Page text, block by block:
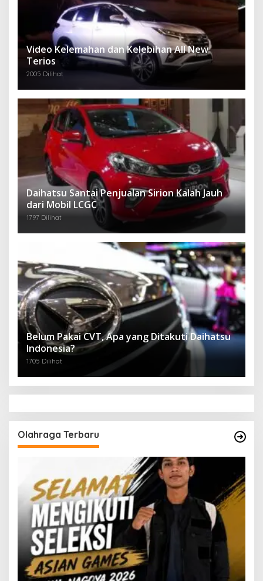
Video Kelemahan dan Kelebihan All New
Terios
2005 Dilihat
Daihatsu Santai Penjualan Sirion Kalah Jauh
dari Mobil LCGC
1797 Dilihat
Belum Pakai CVT, Apa yang Ditakuti Daihatsu
Indonesia?
1705 Dilihat
Olahraga Terbaru